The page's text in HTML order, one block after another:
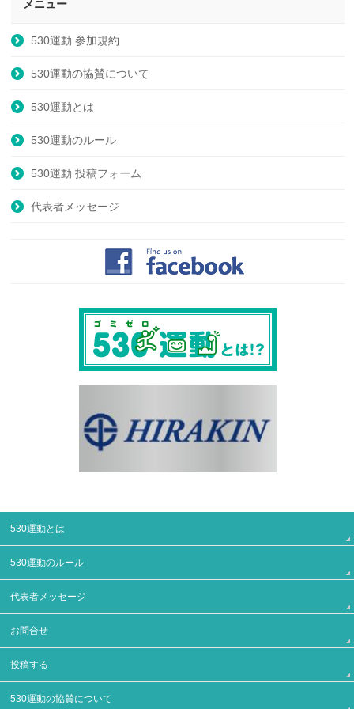
メニュー
530運動 参加規約
530運動の協賛について
530運動とは
530運動のルール
530運動 投稿フォーム
代表者メッセージ
530運動とは
530運動のルール
代表者メッセージ
お問合せ
投稿する
530運動の協賛について